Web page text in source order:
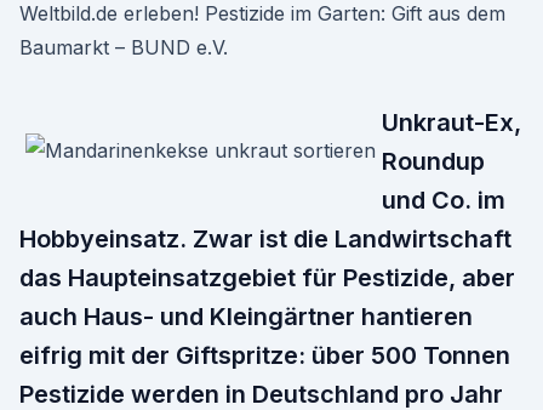
Weltbild.de erleben! Pestizide im Garten: Gift aus dem
Baumarkt – BUND e.V.
Unkraut-Ex,
Roundup
und Co. im
Hobbyeinsatz. Zwar ist die Landwirtschaft
das Haupteinsatzgebiet für Pestizide, aber
auch Haus- und Kleingärtner hantieren
eifrig mit der Giftspritze: über 500 Tonnen
Pestizide werden in Deutschland pro Jahr